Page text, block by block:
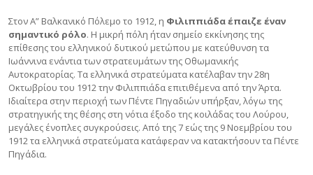
Στον Α” Βαλκανικό Πόλεμο το 1912, η Φιλιππιάδα έπαιζε έναν
σημαντικό ρόλο. Η μικρή πόλη ήταν σημείο εκκίνησης της
επίθεσης του ελληνικού δυτικού μετώπου με κατεύθυνση τα
Ιωάννινα ενάντια των στρατευμάτων της Οθωμανικής
Αυτοκρατορίας. Τα ελληνικά στρατεύματα κατέλαβαν την 28η
Οκτωβρίου του 1912 την Φιλιππιάδα επιτιθέμενα από την Άρτα.
Ιδιαίτερα στην περιοχή των Πέντε Πηγαδιών υπήρξαν, λόγω της
στρατηγικής της θέσης στη νότια έξοδο της κοιλάδας του Λούρου,
μεγάλες ένοπλες συγκρούσεις. Από της 7 εώς της 9 Νοεμβρίου του
1912 τα ελληνικά στρατεύματα κατάφεραν να κατακτήσουν τα Πέντε
Πηγάδια.